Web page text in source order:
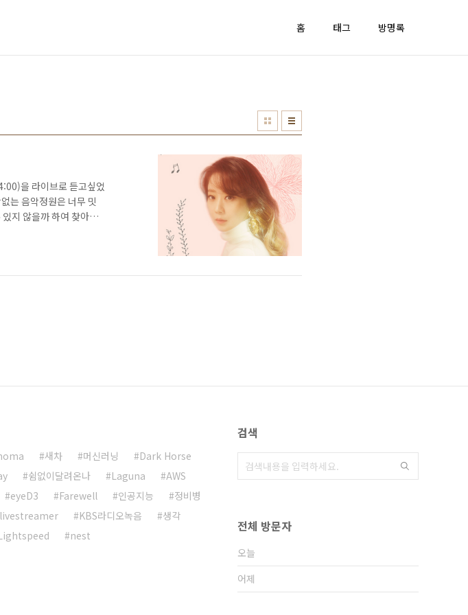
홈 태그 방명록
을 라이브로 듣고싶었
는 음악정원은 너무 밋
지 않을까 하여 찾아보
- Docker에
새차 머신러닝
Dark Horse
쉼없이달려온나 Laguna
AWS
eyeD3 Farewell 인공지능
정비병
livestreamer KBS라디오녹음
생각
nest
검색
전체 방문자
오늘
어제